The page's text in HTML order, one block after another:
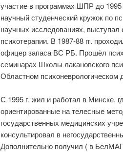
участие в программах ШПР до
научный студенческий кружок по
научных исследованиях, выступал
психотерапии. В 1987-88 гг.
офицер запаса ВС РБ. Прошёл
семинарах Школы лакановского
Областном психоневрологическом
С 1995 г. жил и работал в Минске,
ориентированные на телесные
государственных медицинских
консультировал в
Дополнительно получил ( в